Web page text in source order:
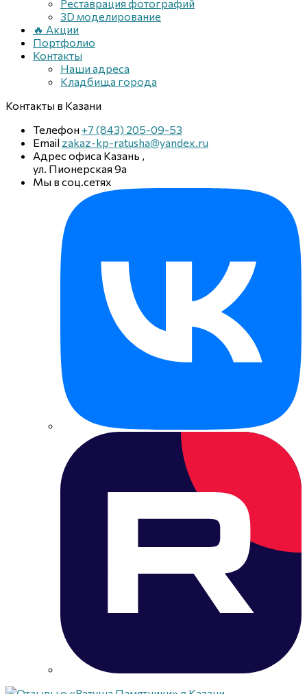
Реставрация фотографий
3D моделирование
🔥 Акции
Портфолио
Контакты
Наши адреса
Кладбища города
Контакты в Казани
Телефон +7 (843) 205-09-53
Email zakaz-kp-ratusha@yandex.ru
Адрес офиса Казань ,
ул. Пионерская 9а
Мы в соц.сетях